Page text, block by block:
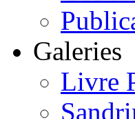
Galeries
Livre